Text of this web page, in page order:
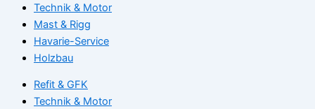
Technik & Motor
Mast & Rigg
Havarie-Service
Holzbau
Refit & GFK
Technik & Motor